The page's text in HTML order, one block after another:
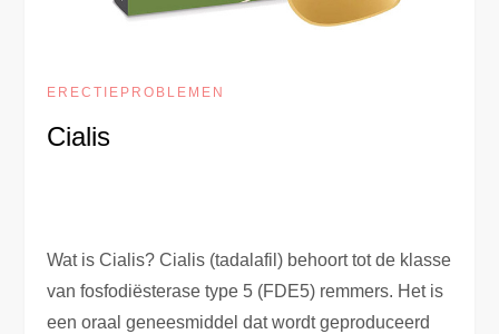
ERECTIEPROBLEMEN
Cialis
Wat is Cialis? Cialis (tadalafil) behoort tot de klasse
van fosfodiësterase type 5 (FDE5) remmers. Het is
een oraal geneesmiddel dat wordt geproduceerd